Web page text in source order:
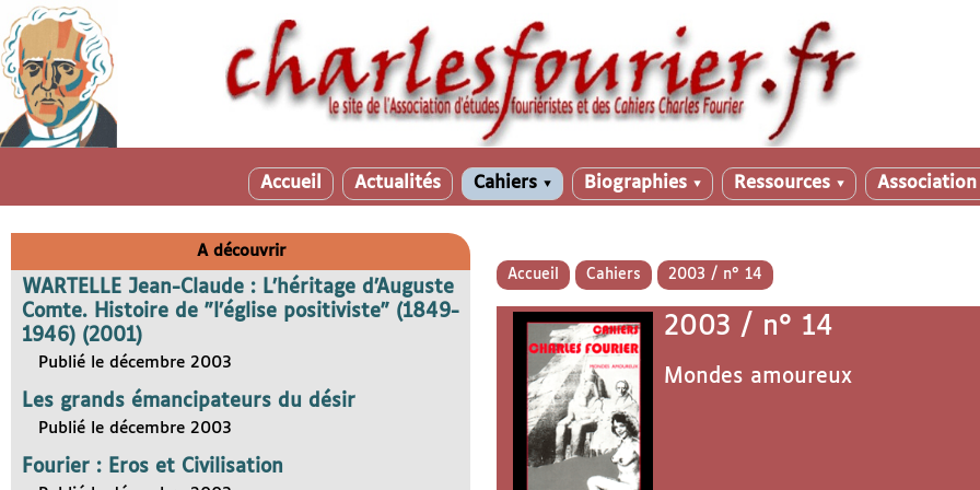
Accueil Actualités Cahiers ▼ Biographies ▼ Ressources ▼
Accueil Cahiers 2003 / n° 14
2003 / n° 14
Mondes amoureux
A découvrir
WARTELLE Jean-Claude : L’héritage d’Auguste
Comte. Histoire de "l’église positiviste" (1849-
1946) (2001)
Publié le décembre 2003
Les grands émancipateurs du désir
Publié le décembre 2003
Fourier : Eros et Civilisation